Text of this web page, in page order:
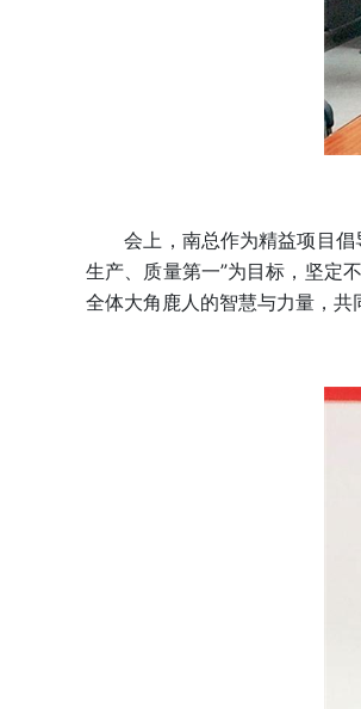
会上，南总作为精益项目倡
生产、质量第一”为目标，坚定
全体大角鹿人的智慧与力量，共